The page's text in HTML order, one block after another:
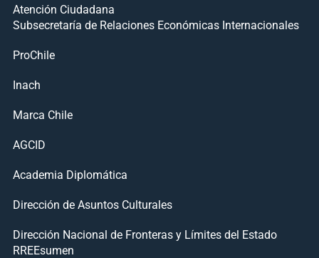
Atención Ciudadana
Subsecretaría de Relaciones Económicas Internacionales
ProChile
Inach
Marca Chile
AGCID
Academia Diplomática
Dirección de Asuntos Culturales
Dirección Nacional de Fronteras y Límites del Estado
RREEsumen